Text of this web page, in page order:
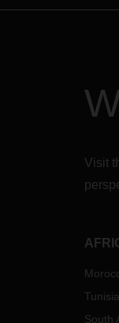
Visit
Tunisia
South